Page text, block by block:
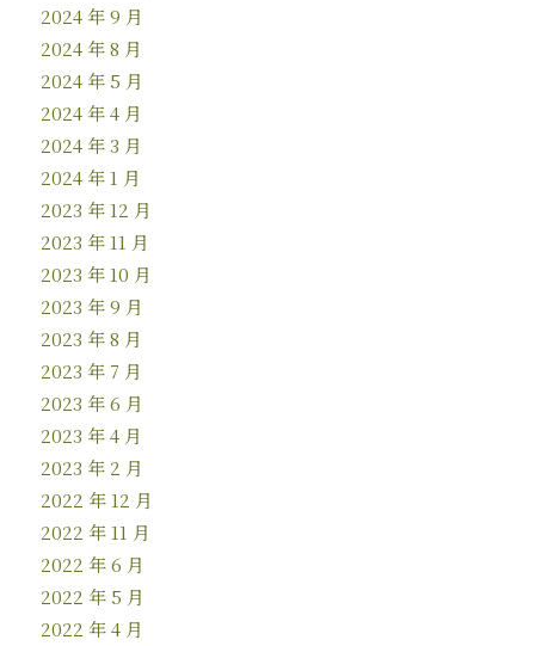
2024 年 9 月
2024 年 8 月
2024 年 5 月
2024 年 4 月
2024 年 3 月
2024 年 1 月
2023 年 12 月
2023 年 11 月
2023 年 10 月
2023 年 9 月
2023 年 8 月
2023 年 7 月
2023 年 6 月
2023 年 4 月
2023 年 2 月
2022 年 12 月
2022 年 11 月
2022 年 6 月
2022 年 5 月
2022 年 4 月